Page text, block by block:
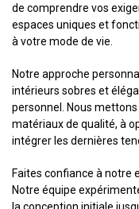
de comprendre vos
espaces uniques et
à votre mode de vie.
Notre approche
intérieurs sobres et
personnel. Nous
matériaux de qualité, à
intégrer les dernières
Faites confiance à notre
Notre équipe
la conception initiale